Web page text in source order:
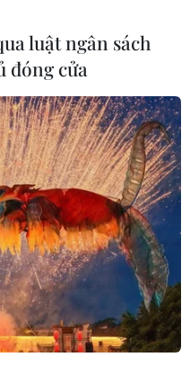
tuyến đến hết
19
phố Hà Nội đã đồng
và Đào tạo Hà Nội về
từ ngày 17/2 đến hết
COVID-19.
luật ngân sách
đóng cửa